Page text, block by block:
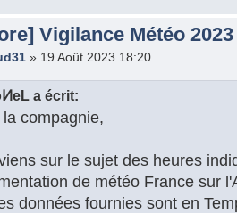
Vigilance Météo 2023
» 19 Août 2023 18:20
a écrit:
la compagnie,
sur le sujet des heures
de météo France sur
données fournies sont en